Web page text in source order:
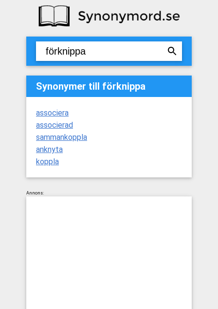
Synonymer till förknippa
associera
associerad
sammankoppla
anknyta
koppla
Annons: